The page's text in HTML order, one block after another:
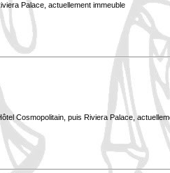
Palace, actuellement immeuble
Cosmopolitain, puis Riviera Palace,